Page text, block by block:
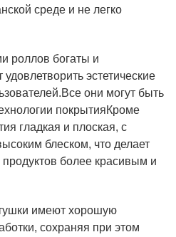
среде и не легко
роллов богаты и
эстетические
они могут быть
покрытияКроме
гладкая и плоская, с
блеском, что делает
более красивым и
имеют хорошую
сохраняя при этом